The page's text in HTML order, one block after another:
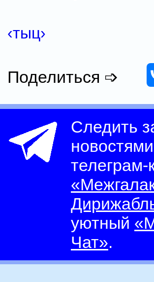
‹тыц›
Поделиться ➩
Следить
телеграм-
уютный
Чат».